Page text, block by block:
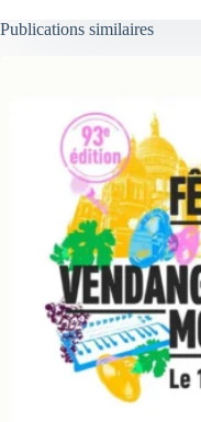
Publications similaires